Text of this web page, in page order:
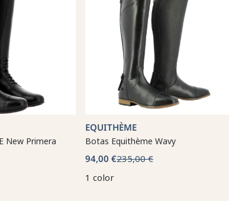
New Primera
EQUITHÈME
Botas Equithème Wavy
94,00 €235,00 €
1 color